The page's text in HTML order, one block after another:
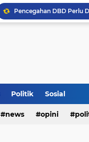
Pencegahan DBD Perlu
Kerangka Besi Perkuat
Rumah Bapak Sirajudin
Politik Sosial
news opini